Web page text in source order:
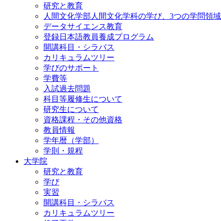
研究と教育
人間文化学部人間文化学科の学び、3つの学問領
データサイエンス教育
登録日本語教員養成プログラム
開講科目・シラバス
カリキュラムツリー
学びのサポート
学費等
入試過去問題
科目等履修生について
研究生について
資格課程・その他資格
教員情報
学年暦（学部）
学則・規程
大学院
研究と教育
学び
実習
開講科目・シラバス
カリキュラムツリー